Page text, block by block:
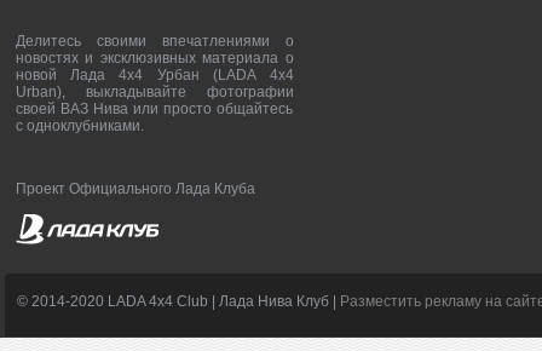
Делитесь своими впечатлениями о
новостях и эксклюзивных материала о
новой Лада 4х4 Урбан (LADA 4x4
Urban), выкладывайте фотографии
своей ВАЗ Нива или просто общайтесь
с одноклубниками.
Проект Официального Лада Клуба
© 2014-2020 LADA 4x4 Club | Лада Нива Клуб | Разместить рекламу на